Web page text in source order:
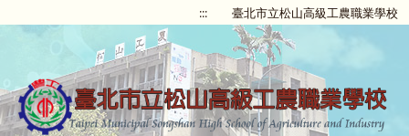
::: 臺北市立松山高級工農職業學校